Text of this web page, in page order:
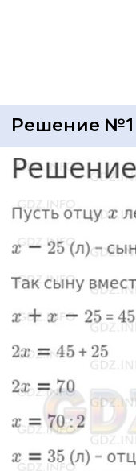
Решение №1